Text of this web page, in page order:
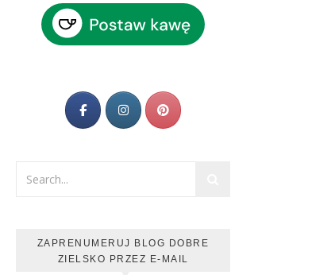
ZAPRENUMERUJ BLOG DOBRE
ZIELSKO PRZEZ E-MAIL